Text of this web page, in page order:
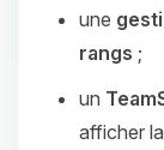
une
rangs ;
un
afficher